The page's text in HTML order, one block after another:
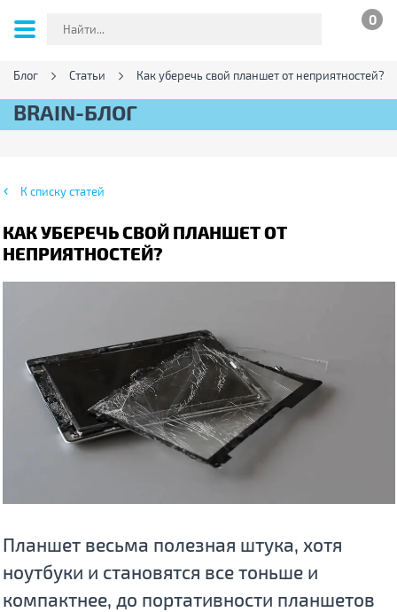
0
Блог Статьи Как уберечь свой планшет от неприятностей?
BRAIN-БЛОГ
К списку статей
КАК УБЕРЕЧЬ СВОЙ ПЛАНШЕТ ОТ
НЕПРИЯТНОСТЕЙ?
Планшет весьма полезная штука, хотя
ноутбуки и становятся все тоньше и
компактнее, до портативности планшетов